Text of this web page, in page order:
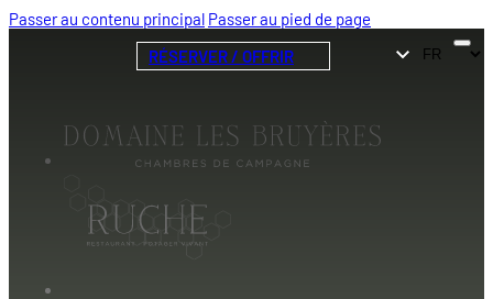
Passer au contenu principal Passer au pied de page
RÉSERVER / OFFRIR